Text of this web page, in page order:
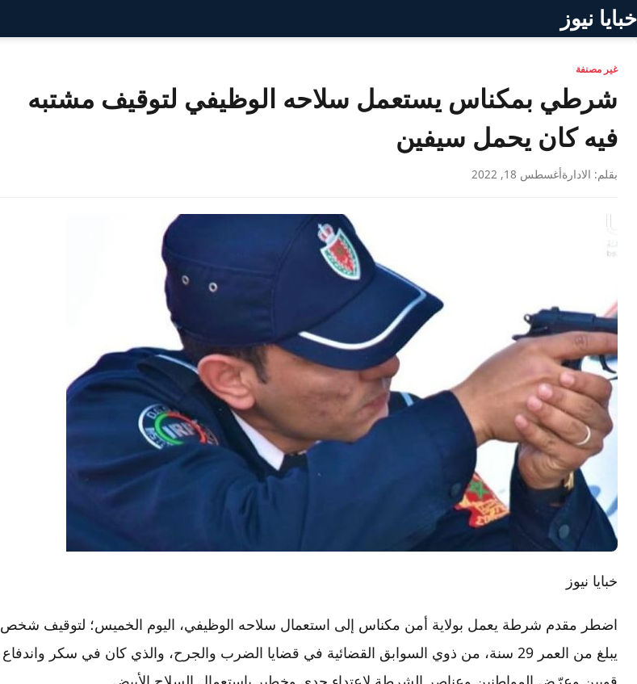
خبايا نيوز
غير مصنفة
شرطي بمكناس يستعمل سلاحه الوظيفي لتوقيف مشتبه
فيه كان يحمل سيفين
بقلم: الادارةأغسطس 18, 2022
خبايا نيوز
اضطر مقدم شرطة يعمل بولاية أمن مكناس إلى استعمال سلاحه الوظيفي، اليوم الخميس؛ لتوقيف شخص
يبلغ من العمر 29 سنة، من ذوي السوابق القضائية في قضايا الضرب والجرح، والذي كان في سكر واندفاع